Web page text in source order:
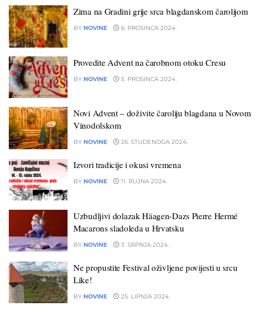
Zima na Gradini grije srca blagdanskom čarolijom
BY NOVINE 6. PROSINCA 2024.
Provedite Advent na čarobnom otoku Cresu
BY NOVINE 5. PROSINCA 2024.
Novi Advent – doživite čaroliju blagdana u Novom
Vinodolskom
BY NOVINE 26. STUDENOGA 2024.
Izvori tradicije i okusi vremena
BY NOVINE 11. RUJNA 2024.
Uzbudljivi dolazak Häagen-Dazs Pierre Hermé
Macarons sladoleda u Hrvatsku
BY NOVINE 3. SRPNJA 2024.
Ne propustite Festival oživljene povijesti u srcu
Like!
BY NOVINE 25. LIPNJA 2024.